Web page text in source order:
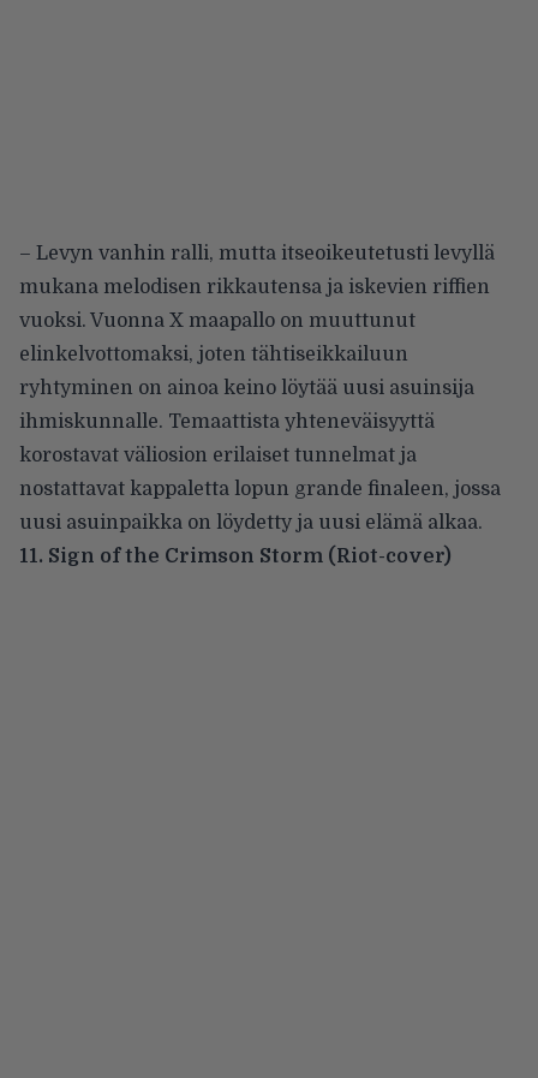
– Levyn vanhin ralli, mutta itseoikeutetusti levyllä
mukana melodisen rikkautensa ja iskevien riffien
vuoksi. Vuonna X maapallo on muuttunut
elinkelvottomaksi, joten tähtiseikkailuun
ryhtyminen on ainoa keino löytää uusi asuinsija
ihmiskunnalle. Temaattista yhteneväisyyttä
korostavat väliosion erilaiset tunnelmat ja
nostattavat kappaletta lopun grande finaleen, jossa
uusi asuinpaikka on löydetty ja uusi elämä alkaa.
11. Sign of the Crimson Storm (Riot-cover)